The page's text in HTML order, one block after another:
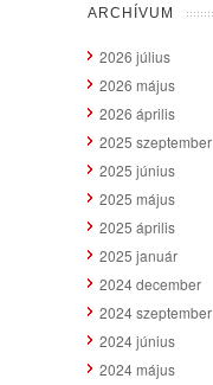
ARCHÍVUM
2026 július
2026 május
2026 április
2025 szeptember
2025 június
2025 május
2025 április
2025 január
2024 december
2024 szeptember
2024 június
2024 május